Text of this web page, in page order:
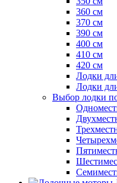
360 см
370 см
390 см
400 см
410 см
420 см
Лодки
Лодки
Выбор лодки